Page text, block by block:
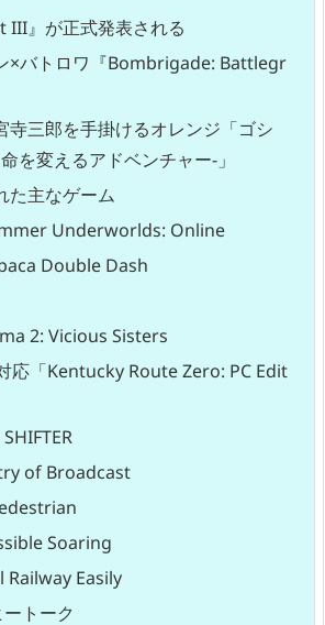
III』が正式発表される
×バトロワ『Bombrigade: Battlegr
寺三郎を手掛けるオレンジ「ゴシ
を変えるアドベンチャー-」
た主なゲーム
Underworlds: Online
Double Dash
2: Vicious Sisters
応「Kentucky Route Zero: PC Edit
of Broadcast
Soaring
Easily
トーク